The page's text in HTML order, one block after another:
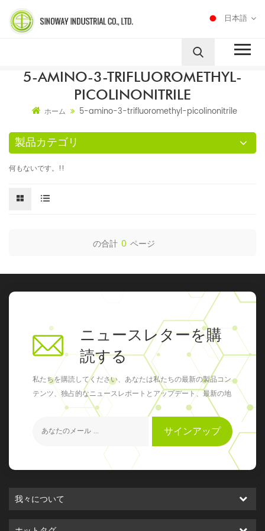
日本語
5-AMINO-3-TRIFLUOROMETHYL-
PICOLINONITRILE
ホーム 5-amino-3-trifluoromethyl-picolinonitrile
製品カテゴリ
何もないです。!!
の合計 0 ページ
ニュースレターを購
読する
私たちを購読してください、あなたは私たちの最新の製品コン
テンツ、独占的なニュースレポートとアップデート、最新の地
元のイベントを得ることができます
サインアップ
我々について